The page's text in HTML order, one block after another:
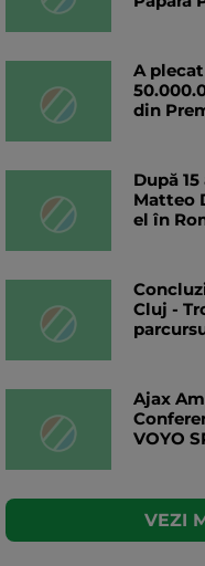
A
din
După
Matteo
el în
Cluj -
Ajax
VOYO
VEZI